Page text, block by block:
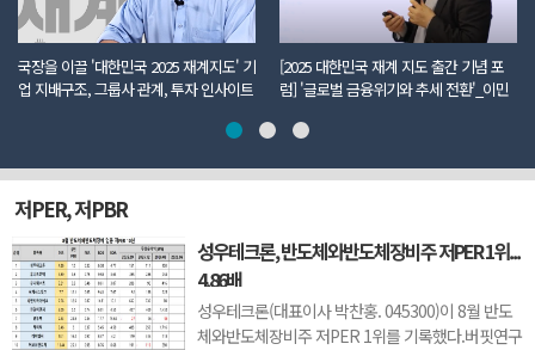
국장을 이끌 '대한민국 2025 재계지도' 기
업 지배구조, 그룹사 관계, 투자 인사이트
[2025 대한민국 재계 지도 출간 기념 포
럼] '글로벌 금융위기와 추세 전환'_이민
저PER, 저PBR
성우테크론, 반도체와반도체장비주 저PER 1위...
4.86배
성우테크론(대표이사 박찬홍. 045300)이 8월 반도
체와반도체장비주 저PER 1위를 기록했다.버핏연구